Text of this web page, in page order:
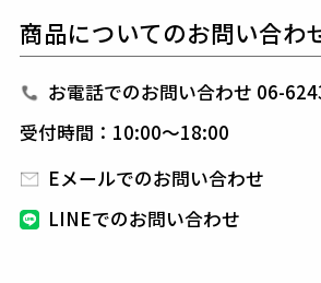
のシルエットが生み出されています
ジャケットは袖裏のみで裏地無し
で清涼感に溢れ、シャツ感覚で羽
を用意しています。
また1piu1uguale3オリジナルの折鶴
付属しています。
クラシックな佇まいを崩すこと無く
商品についてのお問い合わ
お電話でのお問い合わせ 06-
受付時間：10:00～18:00
Eメールでのお問い合わせ
LINEでのお問い合わせ